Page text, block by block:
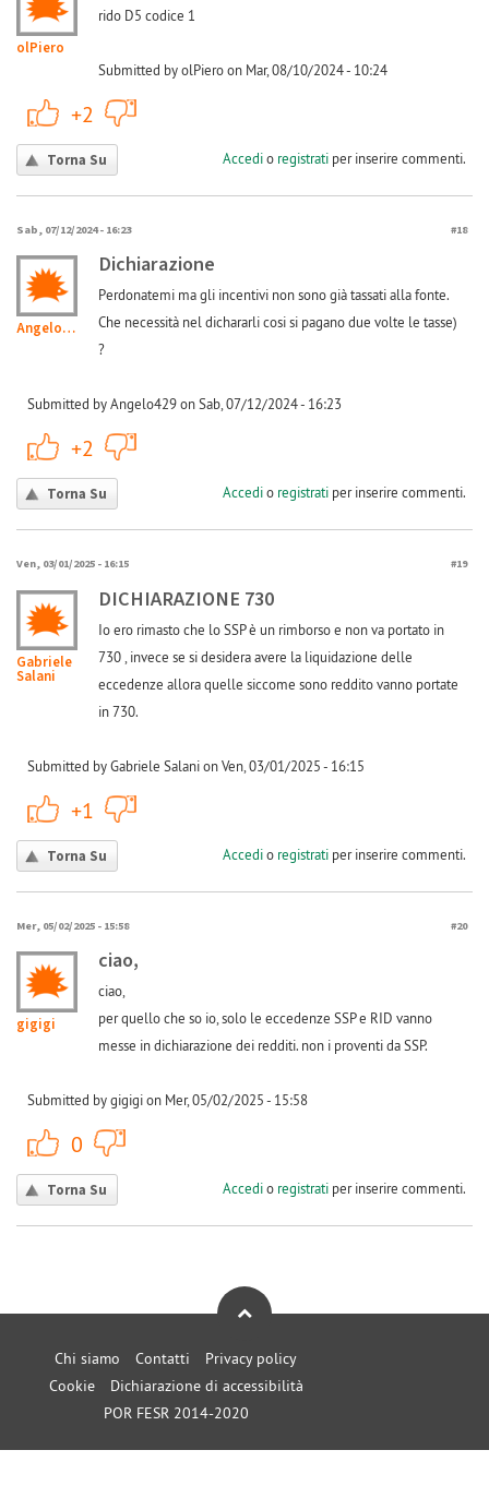
olPiero
rido D5 codice 1
Submitted by olPiero on Mar, 08/10/2024 - 10:24
+2
Torna Su Accedio registratiper inserire commenti.
Sab, 07/12/2024 - 16:23 #18
Angelo429
Dichiarazione
Perdonatemi ma gli incentivi non sono già tassati alla fonte.
Che necessità nel dichararli cosi si pagano due volte le tasse)
?
Submitted by Angelo429 on Sab, 07/12/2024 - 16:23
+2
Torna Su Accedio registratiper inserire commenti.
Ven, 03/01/2025 - 16:15 #19
Gabriele
Salani
DICHIARAZIONE 730
Io ero rimasto che lo SSP è un rimborso e non va portato in
730 , invece se si desidera avere la liquidazione delle
eccedenze allora quelle siccome sono reddito vanno portate
in 730.
Submitted by Gabriele Salani on Ven, 03/01/2025 - 16:15
+1
Torna Su Accedio registratiper inserire commenti.
Mer, 05/02/2025 - 15:58 #20
gigigi
ciao,
ciao,
per quello che so io, solo le eccedenze SSP e RID vanno
messe in dichiarazione dei redditi. non i proventi da SSP.
Submitted by gigigi on Mer, 05/02/2025 - 15:58
0
Torna Su Accedio registratiper inserire commenti.
Chi siamo Contatti
Privacy policy
Cookie
Dichiarazione di accessibilità
POR FESR 2014-2020